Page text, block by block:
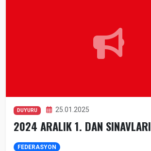
DUYURU 25.01.2025
2024 ARALIK 1. DAN SINAVLARI
FEDERASYON